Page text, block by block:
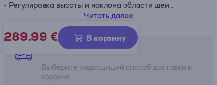
• Регулировка высоты и наклона области шеи
• Простое управление с помощью ручного
• Эргономичная форма сиденья в виде чаши
• Подходит для любых сидений достаточной глубины со
спинкой
• Жесткий корпус спинки
• Легкий в уходе материал
Читать далее
289.99 € В корзину
Способы доставки
Выберите подходящий способ доставки в
корзине